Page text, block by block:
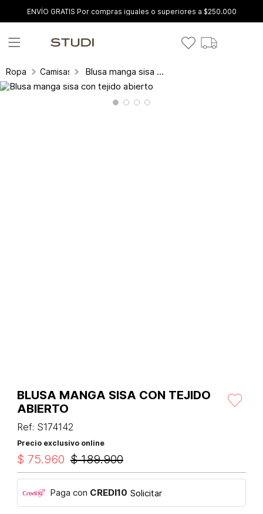
ENVÍO GRATIS Por compras iguales o superiores a $250.000
Ropa Camisas y blusas Blusa manga sisa con tejido abierto
BLUSA MANGA SISA CON TEJIDO
ABIERTO
Ref: S174142
Precio exclusivo online
$ 189.900
$ 75.960
Paga con CREDI10 Solicitar